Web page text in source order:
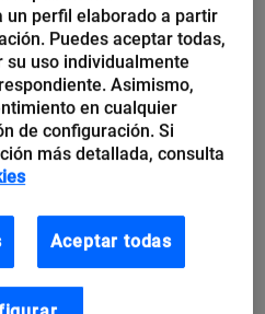
un perfil elaborado a partir
Puedes aceptar todas,
uso individualmente
Asimismo,
en cualquier
de configuración. Si
más detallada, consulta
Aceptar todas